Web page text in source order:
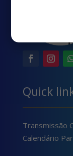
Quick
Transmissão
Calendário